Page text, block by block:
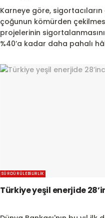
Karneye göre,
çoğunun kömürden
projelerinin
%40’a kadar daha pahalı
SÜRDÜRÜLEBILIRLIK
Türkiye yeşil enerjide